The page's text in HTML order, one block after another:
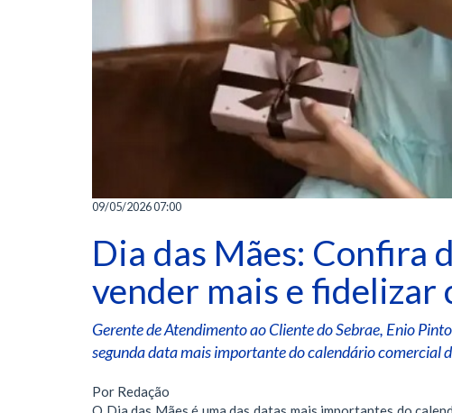
09/05/2026 07:00
Dia das Mães: Confira
vender mais e fidelizar
Gerente de Atendimento ao Cliente do Sebrae, Enio
segunda data mais importante do calendário comercial
Por Redação